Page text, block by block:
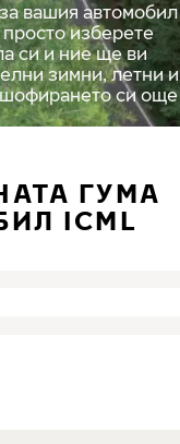
вашия автомобил
изберете
си и ние ще ви
зимни, летни и
шофирането си още
ГУМА
ICML